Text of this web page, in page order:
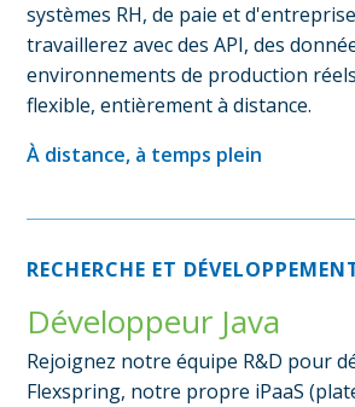
systèmes RH, de paie et
travaillerez avec des API, des
environnements de production
flexible, entièrement à distance.
À distance, à temps plein
RECHERCHE ET
Développeur Java
Rejoignez notre équipe R&D pour
Flexspring, notre propre iPaaS